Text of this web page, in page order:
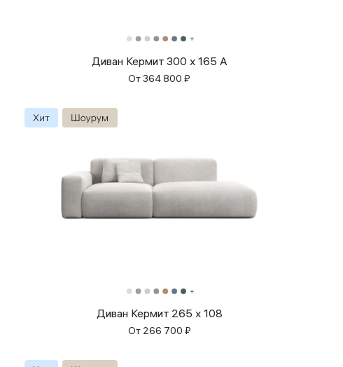
Диван Кермит 300 x 165 A
От364 800₽
Диван Кермит 265 x 108
От 266 700 ₽